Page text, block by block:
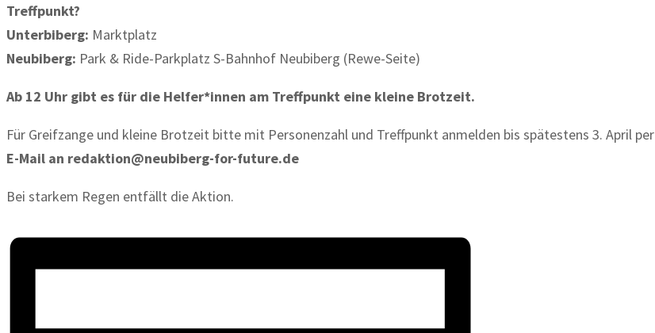
Treffpunkt?
Unterbiberg: Marktplatz
Neubiberg: Park & Ride-Parkplatz S-Bahnhof Neubiberg (Rewe-Seite)
Ab 12 Uhr gibt es für die Helfer*innen am Treffpunkt eine kleine Brotzeit.
Für Greifzange und kleine Brotzeit bitte mit Personenzahl und Treffpunkt anmelden bis spätestens 3. April per
E-Mail an redaktion@neubiberg-for-future.de
Bei starkem Regen entfällt die Aktion.